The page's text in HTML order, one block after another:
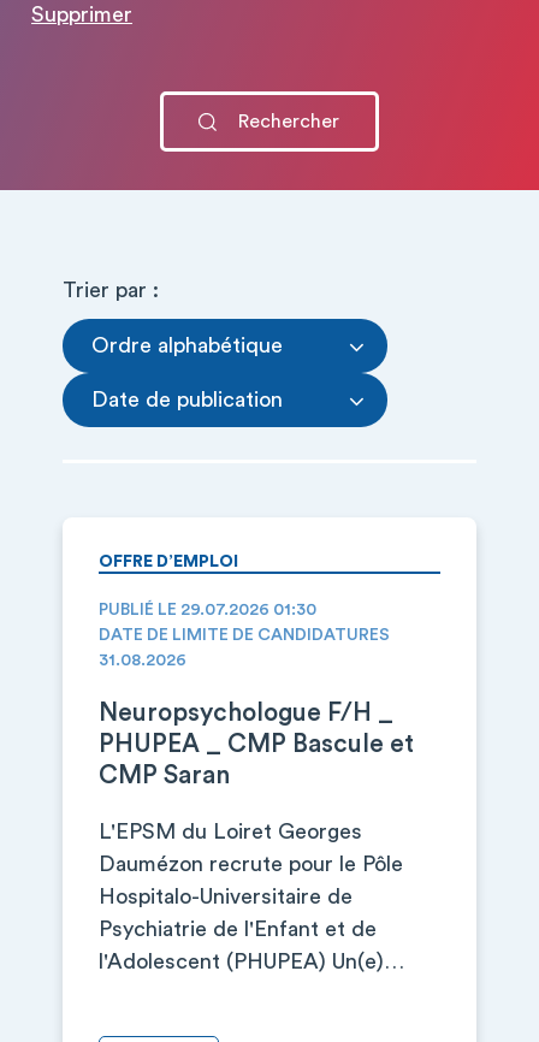
Supprimer
Trier par :
Ordre alphabétique
Date de publication
OFFRE D’EMPLOI
PUBLIÉ LE 29.07.2026 01:30
DATE DE LIMITE DE CANDIDATURES
31.08.2026
Neuropsychologue F/H _
PHUPEA _ CMP Bascule et
CMP Saran
L'EPSM du Loiret Georges
Daumézon recrute pour le Pôle
Hospitalo-Universitaire de
Psychiatrie de l'Enfant et de
l'Adolescent (PHUPEA) Un(e)…